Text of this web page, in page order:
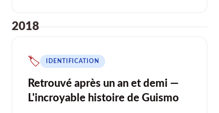
2018
🏷️ IDENTIFICATION
Retrouvé après un an et demi —
L'incroyable histoire de Guismo